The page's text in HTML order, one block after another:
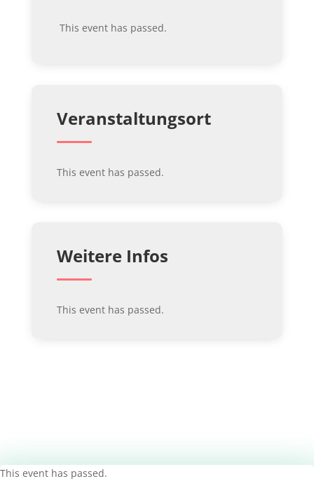
This event has passed.
Veranstaltungsort
This event has passed.
Weitere Infos
This event has passed.
This event has passed.